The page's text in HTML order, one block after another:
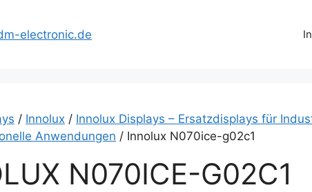
/ Innolux / Innolux Displays – Ersatzdisplays für
Anwendungen / Innolux N070ice-g02c1
N070ICE-G02C1